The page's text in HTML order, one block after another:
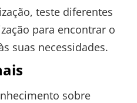
teste diferentes
para encontrar o
suas necessidades.
sobre